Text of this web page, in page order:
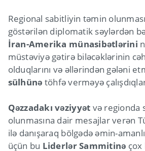
Regional sabitliyin təmin
göstərilən diplomatik səylərdən
İran-Amerika münasibətlərini
müstəviyə gətirə biləcəklərinin
olduqlarını və əllərindən gələni
sülhünə töhfə verməyə
Qəzzadakı vəziyyət və regionda
olunmasına dair mesajlar verən
ilə danışaraq bölgədə əmin-
üçün bu Liderlər Sammitinə çox